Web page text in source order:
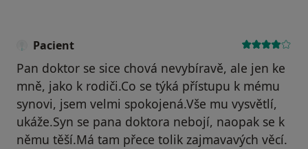
Pacient
Pan doktor se sice chová nevybíravě, ale jen ke
mně, jako k rodiči.Co se týká přístupu k mému
synovi, jsem velmi spokojená.Vše mu vysvětlí,
ukáže.Syn se pana doktora nebojí, naopak se k
němu těší.Má tam přece tolik zajmavavých věcí.